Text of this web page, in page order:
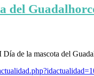
del
de la mascota del